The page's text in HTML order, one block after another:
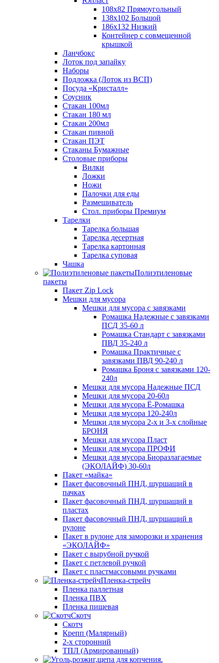
108х82 Прямоугольный
138х102 Большой
186х132 Низкий
Контейнер с совмещенной
крышкой
Ланчбокс
Лоток под запайку
Наборы
Подложка (Лоток из ВСП)
Посуда «Кристалл»
Соусник
Стакан 100мл
Стакан 180 мл
Стакан 200мл
Стакан пивной
Стакан ПЭТ
Стаканы Бумажные
Столовые приборы
Вилки
Ложки
Ножи
Палочки для еды
Размешиватель
Стол. приборы Премиум
Тарелки
Тарелка большая
Тарелка десертная
Тарелка картонная
Тарелка суповая
Чашка
Полиэтиленовые
пакеты
Пакет Zip Lock
Мешки для мусора
Мешки для мусора с завязками
Ромашка Надежные с завязками
ПСД 35-60 л
Ромашка Стандарт с завязками
ПВД 35-240 л
Ромашка Практичные с
завязками ПВД 90-240 л
Ромашка Броня с завязками 120-
240л
Мешки для мусора Надежные ПСД
Мешки для мусора 20-60л
Мешки для мусора Ё-Ромашка
Мешки для мусора 120-240л
Мешки для мусора 2-х и 3-х слойные
БРОНЯ
Мешки для мусора Пласт
Мешки для мусора ПРОФИ
Мешки для мусора Биоразлагаемые
(ЭКОЛАЙФ) 30-60л
Пакет «майка»
Пакет фасовочный ПНД, шуршащий в
пачках
Пакет фасовочный ПНД, шуршащий в
пластах
Пакет фасовочный ПНД, шуршащий в
рулоне
Пакет в рулоне для заморозки и хранения
«ЭКОЛАЙФ»
Пакет с вырубной ручкой
Пакет с петлевой ручкой
Пакет с пластмассовыми ручками
Пленка-стрейч
Пленка паллетная
Пленка ПВХ
Пленка пищевая
Скотч
Скотч
Крепп (Малярный)
2-х сторонний
ТПЛ (Армированный)